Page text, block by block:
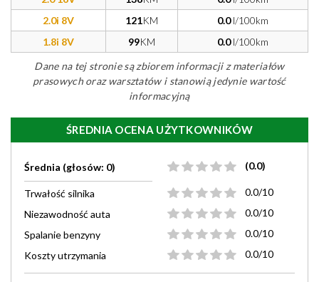
2.0i 8V
121KM 0.0l/100km
1.8i 8V
99KM 0.0l/100km
Dane na tej stronie są zbiorem informacji z materiałów
prasowych oraz warsztatów i stanowią jedynie wartość
informacyjną
ŚREDNIA OCENA UŻYTKOWNIKÓW
Średnia (głosów: 0) (0.0)
Trwałość silnika
0.0/10
Niezawodność auta
0.0/10
Spalanie benzyny
0.0/10
Koszty utrzymania
0.0/10